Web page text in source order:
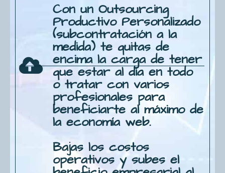
Con un Outsourcing
Productivo Personalizado
(subcontratación a la
medida) te quitas de
encima la carga de tener
que estar al día en todo
o tratar con varios
profesionales para
beneficiarte al máximo de
la economía web.
Bajas los costos
operativos y subes el